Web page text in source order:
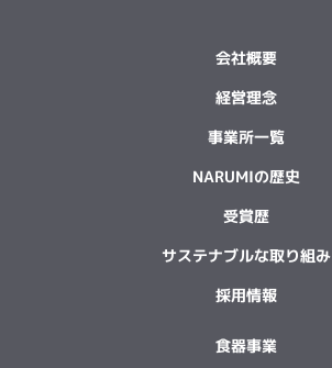
会社概要
経営理念
事業所一覧
NARUMIの歴史
受賞歴
サステナブルな取り組み
採用情報
食器事業